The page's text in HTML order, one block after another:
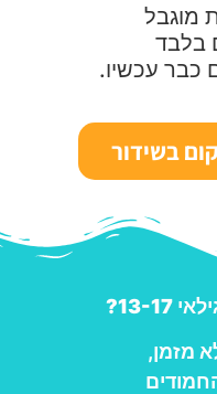
מוגבל
כבר עכשיו.
בשידור
17?
מזמן,